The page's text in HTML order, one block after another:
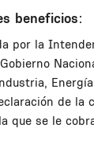
beneficios:
por la
de la
que se le